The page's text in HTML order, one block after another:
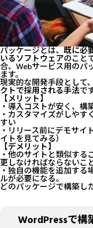
パッケージとは、 既に必
いるソフトウェアのこと
合、Webサービス用のパ
ます。
現実的な開発手段として、
クトで採用される手法で
【メリット】
・導入コストが安く、構
・カスタマイズがしやす
すい
・リリース前にデモサイ
イトを見てみる）
【デメリット】
・他のサイトと類似す
更しなければならないこ
・独自の機能を追加する
ルが必要になる。
どのパッケージで構築し
WordPressで構